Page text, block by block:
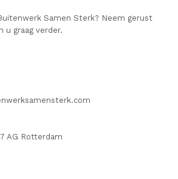
Samen Sterk? Neem gerust
u graag verder.
AG Rotterdam